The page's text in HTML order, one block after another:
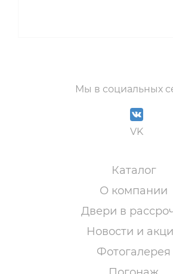
Мы в социальных
VK
Каталог
О компании
Двери в
Новости и
Фотогалерея